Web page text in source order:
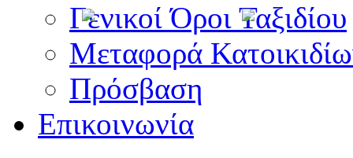
Γενικοί Όροι Ταξιδίου
Μεταφορά
Πρόσβαση
Επικοινωνία